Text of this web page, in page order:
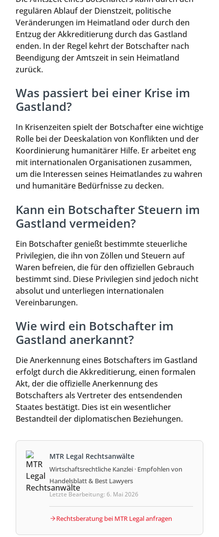
regulären Ablauf der Dienstzeit, politische
Veränderungen im Heimatland oder durch den
Entzug der Akkreditierung durch das Gastland
enden. In der Regel kehrt der Botschafter nach
Beendigung der Amtszeit in sein Heimatland
zurück.
Was passiert bei einer Krise im
Gastland?
In Krisenzeiten spielt der Botschafter eine wichtige
Rolle bei der Deeskalation von Konflikten und der
Koordinierung humanitärer Hilfe. Er arbeitet eng
mit internationalen Organisationen zusammen,
um die Interessen seines Heimatlandes zu wahren
und humanitäre Bedürfnisse zu decken.
Kann ein Botschafter Steuern im
Gastland vermeiden?
Ein Botschafter genießt bestimmte steuerliche
Privilegien, die ihn von Zöllen und Steuern auf
Waren befreien, die für den offiziellen Gebrauch
bestimmt sind. Diese Privilegien sind jedoch nicht
absolut und unterliegen internationalen
Vereinbarungen.
Wie wird ein Botschafter im
Gastland anerkannt?
Die Anerkennung eines Botschafters im Gastland
erfolgt durch die Akkreditierung, einen formalen
Akt, der die offizielle Anerkennung des
Botschafters als Vertreter des entsendenden
Staates bestätigt. Dies ist ein wesentlicher
Bestandteil der diplomatischen Beziehungen.
MTR Legal Rechtsanwälte
Wirtschaftsrechtliche Kanzlei · Empfohlen von
Handelsblatt & Best Lawyers
Letzte Bearbeitung: 6. Mai 2026
Rechtsberatung bei MTR Legal anfragen